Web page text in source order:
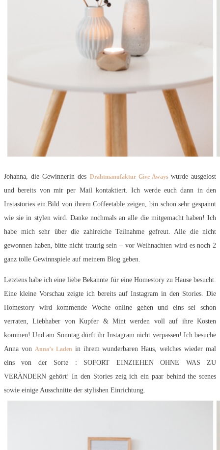
Johanna, die Gewinnerin des Drahtmanufaktur Give Aways wurde ausgelost
und bereits von mir per Mail kontaktiert. Ich werde euch dann in den
Instastories ein Bild von ihrem Coffeetable zeigen, bin schon sehr gespannt
wie sie in stylen wird. Danke nochmals an alle die mitgemacht haben! Ich
habe mich sehr über die zahlreiche Teilnahme gefreut. Alle die nicht
gewonnen haben, bitte nicht traurig sein – vor Weihnachten wird es noch 2
ganz tolle Gewinnspiele auf meinem Blog geben.
Letztens habe ich eine liebe Bekannte für eine Homestory zu Hause besucht.
Eine kleine Vorschau zeigte ich bereits auf Instagram in den Stories. Die
Homestory wird kommende Woche online gehen und eins sei schon
verraten, Liebhaber von Kupfer & Mint werden voll auf ihre Kosten
kommen! Und am Sonntag dürft ihr Instagram nicht verpassen! Ich besuche
Anna von Anna’s Laden in ihrem wunderbaren Haus, welches wieder mal
eins von der Sorte : SOFORT EINZIEHEN OHNE WAS ZU
VERÄNDERN gehört! In den Stories zeig ich ein paar behind the scenes
sowie einige Ausschnitte der stylishen Einrichtung.